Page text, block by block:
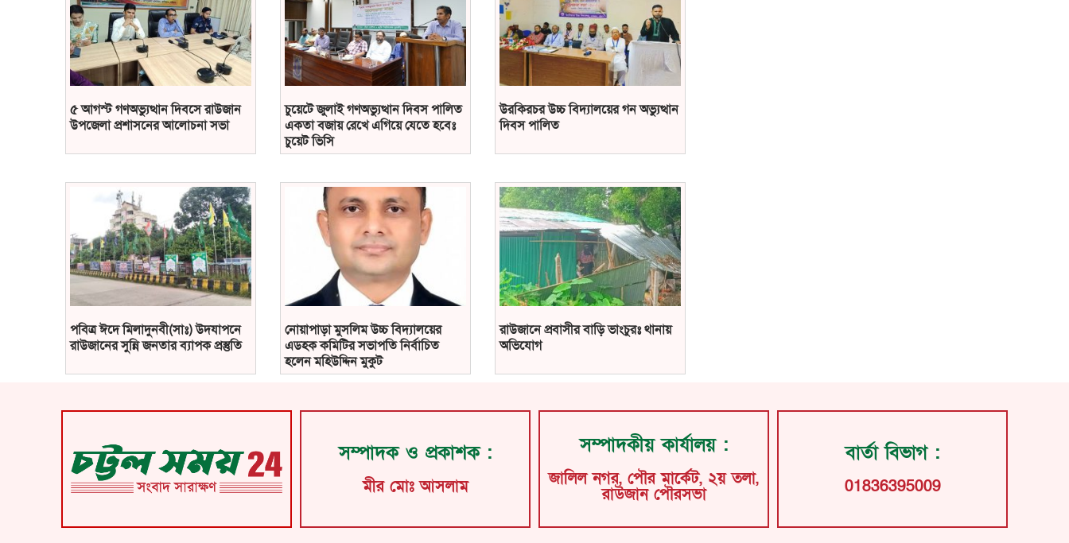
৫ আগস্ট গণঅভ্যুত্থান দিবসে রাউজান
উপজেলা প্রশাসনের আলোচনা সভা
চুয়েটে জুলাই গণঅভ্যুত্থান দিবস পালিত
একতা বজায় রেখে এগিয়ে যেতে হবেঃ
চুয়েট ভিসি
উরকিরচর উচ্চ বিদ্যালয়ের গন অভ্যুত্থান
দিবস পালিত
পবিত্র ঈদে মিলাদুনবী(সাঃ) উদযাপনে
রাউজানের সুন্নি জনতার ব্যাপক প্রস্তুতি
নোয়াপাড়া মুসলিম উচ্চ বিদ্যালয়ের
এডহক কমিটির সভাপতি নির্বাচিত
হলেন মহিউদ্দিন মুকুট
রাউজানে প্রবাসীর বাড়ি ভাংচুরঃ থানায়
অভিযোগ
সম্পাদক ও প্রকাশক :
মীর মোঃ আসলাম
সম্পাদকীয় কার্যালয় :
জালিল নগর, পৌর মার্কেট, ২য় তলা,
রাউজান পৌরসভা
বার্তা বিভাগ :
01836395009